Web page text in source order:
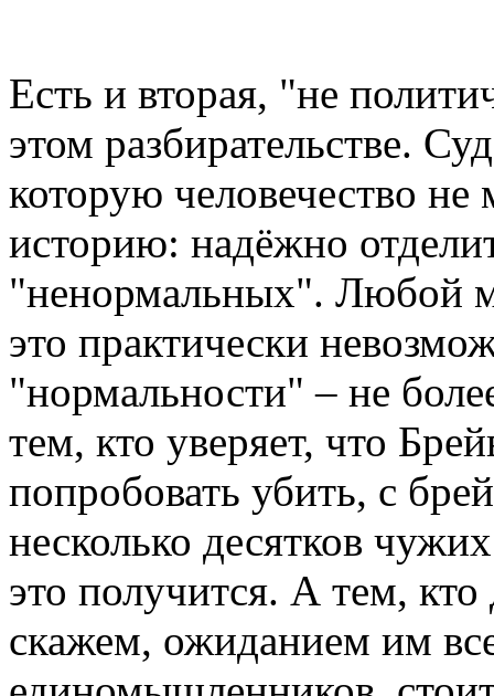
Есть и вторая, "не
этом разбирательстве.
которую человечество
историю: надёжно
"ненормальных". Любой
это практически
"нормальности" – не
тем, кто уверяет, что
попробовать убить, с
несколько десятков
это получится. А тем, кто
скажем, ожиданием им